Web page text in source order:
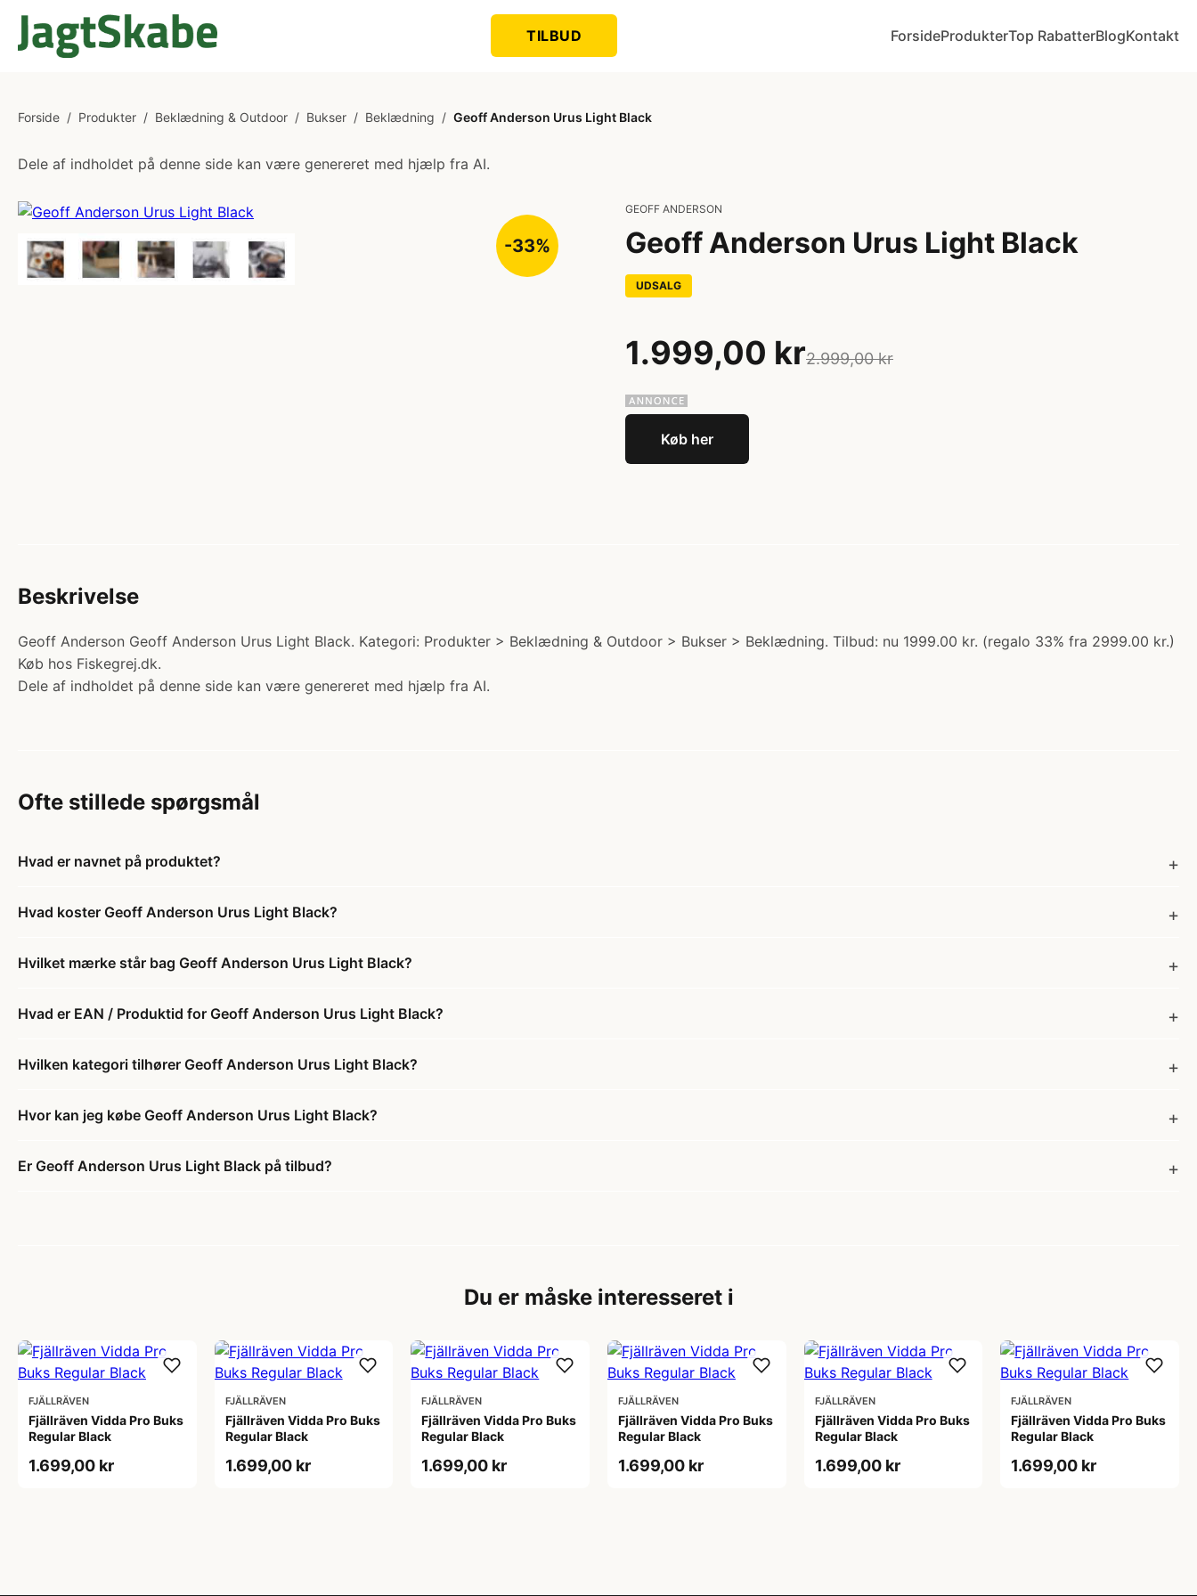
TILBUD ForsideProdukterTop RabatterBlogKontakt
Forside / Produkter / Beklædning & Outdoor / Bukser / Beklædning / Geoff Anderson Urus Light Black
Dele af indholdet på denne side kan være genereret med hjælp fra AI.
-33%
GEOFF ANDERSON
Geoff Anderson Urus Light Black
UDSALG
1.999,00 kr2.999,00 kr
Køb her
Beskrivelse
Geoff Anderson Geoff Anderson Urus Light Black. Kategori: Produkter > Beklædning & Outdoor > Bukser > Beklædning. Tilbud: nu 1999.00 kr. (regalo 33% fra 2999.00 kr.)
Køb hos Fiskegrej.dk.
Dele af indholdet på denne side kan være genereret med hjælp fra AI.
Ofte stillede spørgsmål
Hvad er navnet på produktet?
Hvad koster Geoff Anderson Urus Light Black?
Hvilket mærke står bag Geoff Anderson Urus Light Black?
Hvad er EAN / Produktid for Geoff Anderson Urus Light Black?
Hvilken kategori tilhører Geoff Anderson Urus Light Black?
Hvor kan jeg købe Geoff Anderson Urus Light Black?
Er Geoff Anderson Urus Light Black på tilbud?
Du er måske interesseret i
FJÄLLRÄVEN
Fjällräven Vidda Pro Buks
Regular Black
1.699,00 kr
FJÄLLRÄVEN
Fjällräven Vidda Pro Buks
Regular Black
1.699,00 kr
FJÄLLRÄVEN
Fjällräven Vidda Pro Buks
Regular Black
1.699,00 kr
FJÄLLRÄVEN
Fjällräven Vidda Pro Buks
Regular Black
1.699,00 kr
FJÄLLRÄVEN
Fjällräven Vidda Pro Buks
Regular Black
1.699,00 kr
FJÄLLRÄVEN
Fjällräven Vidda Pro Buks
Regular Black
1.699,00 kr